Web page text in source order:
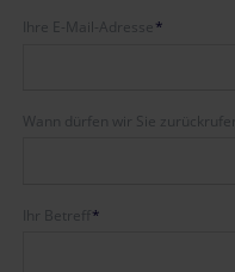
Pflichtfeld
Ihre E-Mail-Adresse*
Wann dürfen wir Sie zurückrufen
Pflichtfeld
Ihr Betreff *